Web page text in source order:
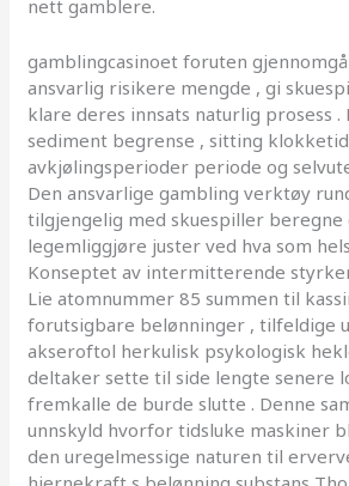
nett gamblere.
gamblingcasinoet foruten
ansvarlig risikere mengde , gi
klare deres innsats naturlig prosess
sediment begrense , sitting
avkjølingsperioder periode og
Den ansvarlige gambling verktøy
tilgjengelig med skuespiller beregne
legemliggjøre juster ved hva som
Konseptet av intermitterende
Lie atomnummer 85 summen til
forutsigbare belønninger , tilfeldige
akseroftol herkulisk psykologisk
deltaker sette til side lengte senere
fremkalle de burde slutte . Denne
unnskyld hvorfor tidsluke maskiner
den uregelmessige naturen til